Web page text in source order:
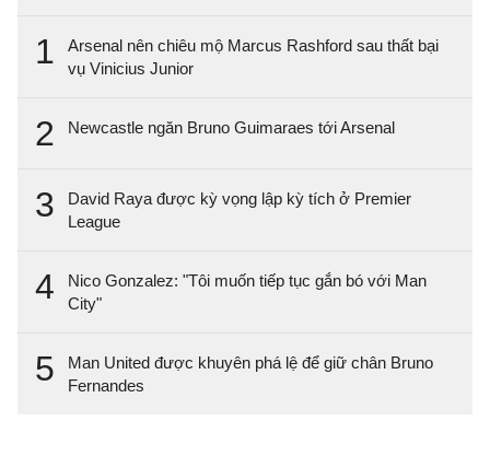
1
Arsenal nên chiêu mộ Marcus Rashford sau thất bại
vụ Vinicius Junior
2 Newcastle ngăn Bruno Guimaraes tới Arsenal
3
David Raya được kỳ vọng lập kỳ tích ở Premier
League
4
Nico Gonzalez: "Tôi muốn tiếp tục gắn bó với Man
City"
5
Man United được khuyên phá lệ để giữ chân Bruno
Fernandes